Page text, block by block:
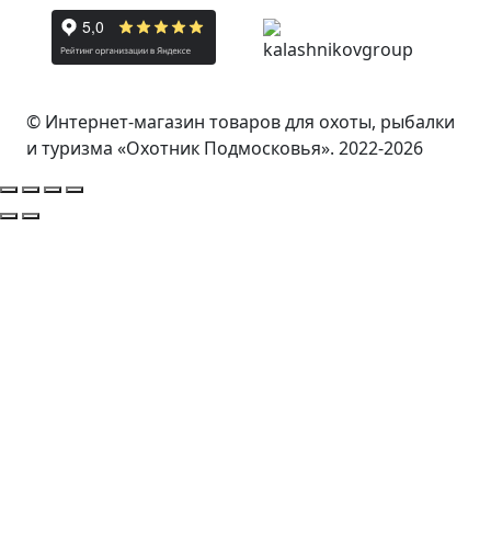
© Интернет-магазин товаров для охоты, рыбалки
и туризма «Охотник Подмосковья». 2022-2026